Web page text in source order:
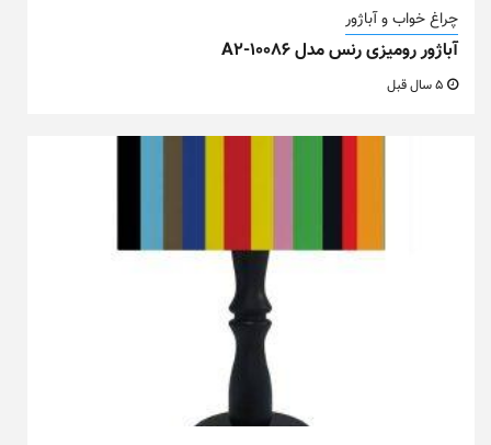
چراغ خواب و آباژور
آباژور رومیزی رنس مدل A2-10086